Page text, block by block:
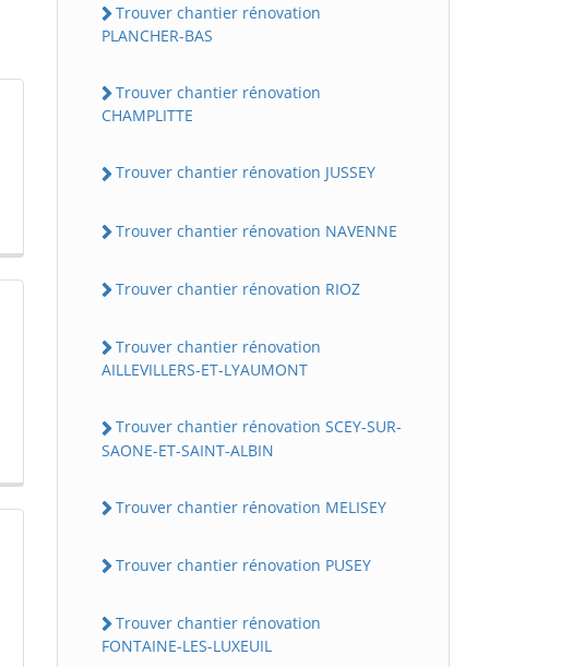
Trouver chantier rénovation
PLANCHER-BAS
Trouver chantier rénovation
CHAMPLITTE
Trouver chantier rénovation JUSSEY
Trouver chantier rénovation NAVENNE
Trouver chantier rénovation RIOZ
Trouver chantier rénovation
AILLEVILLERS-ET-LYAUMONT
Trouver chantier rénovation SCEY-SUR-
SAONE-ET-SAINT-ALBIN
Trouver chantier rénovation MELISEY
Trouver chantier rénovation PUSEY
Trouver chantier rénovation
FONTAINE-LES-LUXEUIL